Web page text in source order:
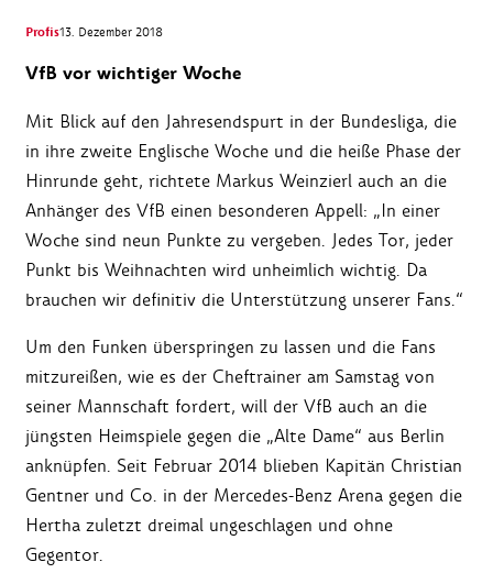
Profis13. Dezember 2018
VfB vor wichtiger Woche
Mit Blick auf den Jahresendspurt in der Bundesliga, die
in ihre zweite Englische Woche und die heiße Phase der
Hinrunde geht, richtete Markus Weinzierl auch an die
Anhänger des VfB einen besonderen Appell: „In einer
Woche sind neun Punkte zu vergeben. Jedes Tor, jeder
Punkt bis Weihnachten wird unheimlich wichtig. Da
brauchen wir definitiv die Unterstützung unserer Fans.“
Um den Funken überspringen zu lassen und die Fans
mitzureißen, wie es der Cheftrainer am Samstag von
seiner Mannschaft fordert, will der VfB auch an die
jüngsten Heimspiele gegen die „Alte Dame“ aus Berlin
anknüpfen. Seit Februar 2014 blieben Kapitän Christian
Gentner und Co. in der Mercedes-Benz Arena gegen die
Hertha zuletzt dreimal ungeschlagen und ohne
Gegentor.